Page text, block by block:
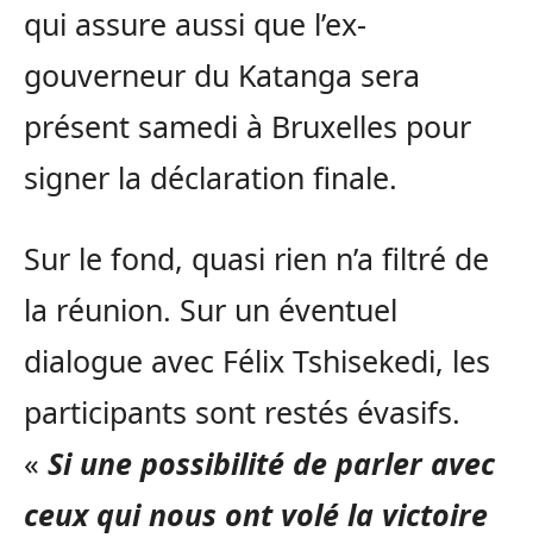
qui assure aussi que l’ex-
gouverneur du Katanga sera
présent samedi à Bruxelles pour
signer la déclaration finale.
Sur le fond, quasi rien n’a filtré de
la réunion. Sur un éventuel
dialogue avec Félix Tshisekedi, les
participants sont restés évasifs.
« Si une possibilité de parler avec
ceux qui nous ont volé la victoire